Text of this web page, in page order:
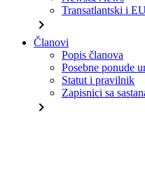
Transatlantski i
chevron_right
Članovi
Popis članova
Posebne ponude
Statut i pravilnik
Zapisnici sa
chevron_right